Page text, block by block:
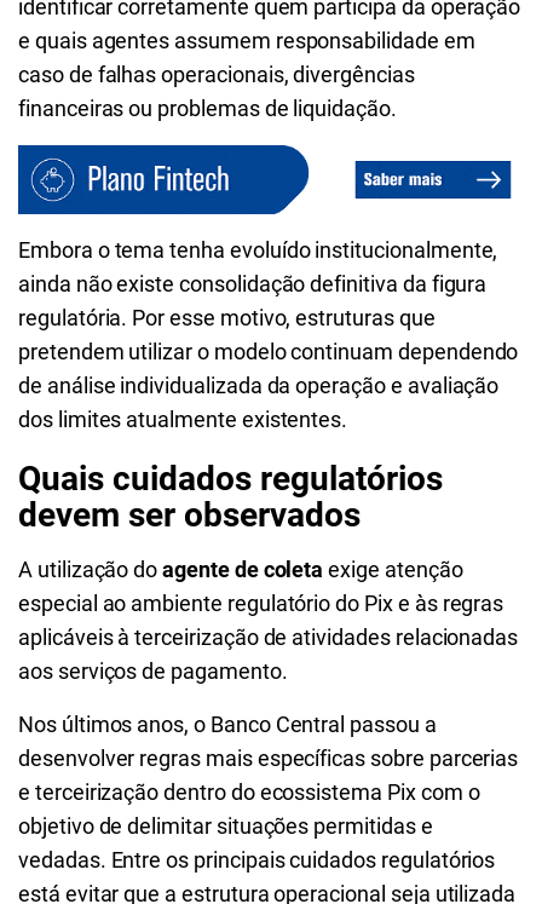
identificar corretamente quem participa da operação
e quais agentes assumem responsabilidade em
caso de falhas operacionais, divergências
financeiras ou problemas de liquidação.
Embora o tema tenha evoluído institucionalmente,
ainda não existe consolidação definitiva da figura
regulatória. Por esse motivo, estruturas que
pretendem utilizar o modelo continuam dependendo
de análise individualizada da operação e avaliação
dos limites atualmente existentes.
Quais cuidados regulatórios
devem ser observados
A utilização doagente de coleta exige atenção
especial ao ambiente regulatório do Pix e às regras
aplicáveis à terceirização de atividades relacionadas
aos serviços de pagamento.
Nos últimos anos, o Banco Central passou a
desenvolver regras mais específicas sobre parcerias
e terceirização dentro do ecossistema Pix com o
objetivo de delimitar situações permitidas e
vedadas. Entre os principais cuidados regulatórios
está evitar que a estrutura operacional seja utilizada